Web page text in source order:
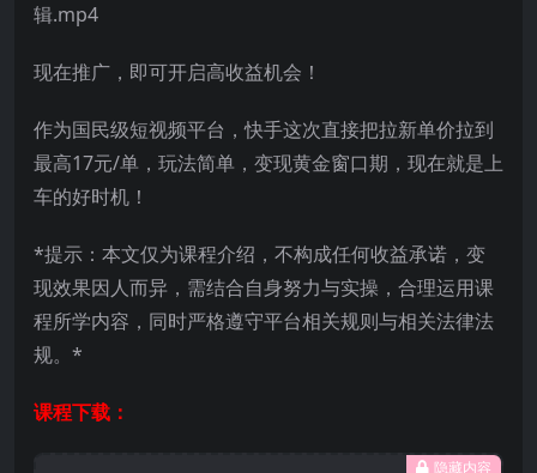
辑.mp4
现在推广，即可开启高收益机会！
作为国民级短视频平台，快手这次直接把拉新单价拉到
最高17元/单，玩法简单，变现黄金窗口期，现在就是上
车的好时机！
*提示：本文仅为课程介绍，不构成任何收益承诺，变
现效果因人而异，需结合自身努力与实操，合理运用课
程所学内容，同时严格遵守平台相关规则与相关法律法
规。*
课程下载：
隐藏内容